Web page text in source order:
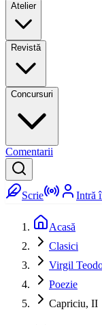
Atelier
Revistă
Concursuri
Comentarii
Scrie Intră
Acasă
Clasici
Virgil
Poezie
Capriciu, II